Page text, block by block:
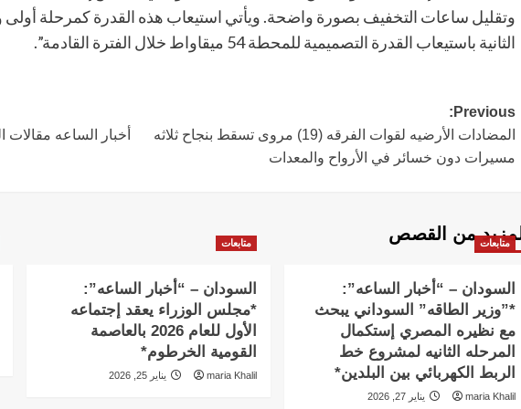
وتقليل ساعات التخفيف بصورة واضحة. ويأتي استيعاب هذه القدرة كمرحلة أولى
الثانية باستيعاب القدرة التصميمية للمحطة 54 ميقاواط خلال الفترة القادمة”.
Post
navigation
Previous:
المضادات الأرضيه لقوات الفرقه (19) مروى تسقط بنجاح ثلاثه
مسيرات دون خسائر في الأرواح والمعدات
أخبار الساعه
من القصص متابعات
السودان – “أخبار الساعه”:
*”وزير الطاقه” السوداني يبحث
مع نظيره المصري إستكمال
المرحله الثانيه لمشروع خط
الربط الكهربائي بين البلدين*
maria Khalil يناير 27, 2026
متابعات
السودان – “أخبار الساعه”:
*مجلس الوزراء يعقد إجتماعه
الأول للعام 2026 بالعاصمة
القومية الخرطوم*
maria Khalil يناير 25, 2026